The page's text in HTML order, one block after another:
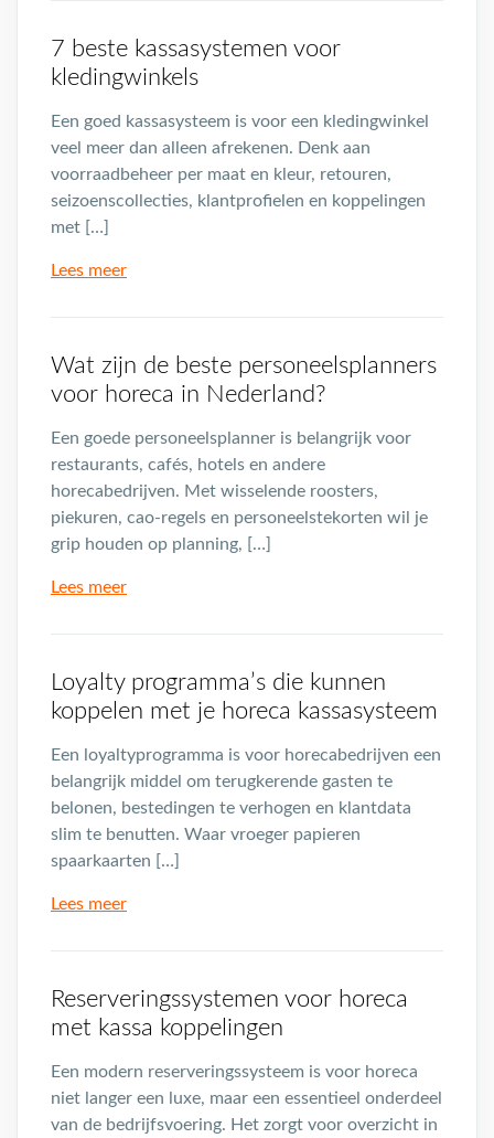
7 beste kassasystemen voor
kledingwinkels
Een goed kassasysteem is voor een kledingwinkel
veel meer dan alleen afrekenen. Denk aan
voorraadbeheer per maat en kleur, retouren,
seizoenscollecties, klantprofielen en koppelingen
met […]
Lees meer
Wat zijn de beste personeelsplanners
voor horeca in Nederland?
Een goede personeelsplanner is belangrijk voor
restaurants, cafés, hotels en andere
horecabedrijven. Met wisselende roosters,
piekuren, cao-regels en personeelstekorten wil je
grip houden op planning, […]
Lees meer
Loyalty programma’s die kunnen
koppelen met je horeca kassasysteem
Een loyaltyprogramma is voor horecabedrijven een
belangrijk middel om terugkerende gasten te
belonen, bestedingen te verhogen en klantdata
slim te benutten. Waar vroeger papieren
spaarkaarten […]
Lees meer
Reserveringssystemen voor horeca
met kassa koppelingen
Een modern reserveringssysteem is voor horeca
niet langer een luxe, maar een essentieel onderdeel
van de bedrijfsvoering. Het zorgt voor overzicht in